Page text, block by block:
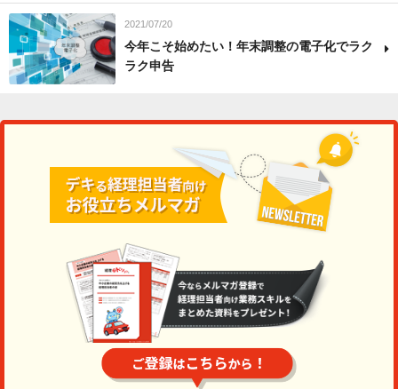
2021/07/20
今年こそ始めたい！年末調整の電子化でラク
ラク申告